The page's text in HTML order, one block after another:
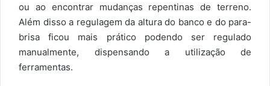
ou ao encontrar mudanças repentinas de terreno.
Além disso a regulagem da altura do banco e do para-
brisa ficou mais prático podendo ser regulado
manualmente, dispensando a utilização de
ferramentas.